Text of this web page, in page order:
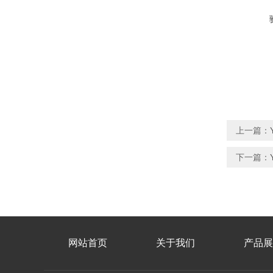
上一篇：
下一篇：
网站首页 关于我们 产品